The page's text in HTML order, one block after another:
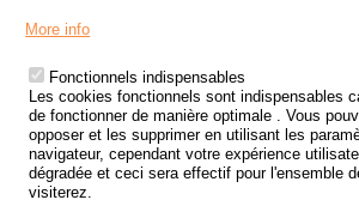
Menu
Footer
LES SITES PUBLICS
ÉTAT DE L’INSÉCURITÉ ROUTIÈRE
TRAITEMENT DES DONNÉES
LA ROUTE
ETUDES ET RECHERCHES
APPEL À PROJETS
More info
Fonctionnels indispensables
Les cookies fonctionnels sont indispensables
de fonctionner de manière optimale . Vous
opposer et les supprimer en utilisant les
navigateur, cependant votre expérience
dégradée et ceci sera effectif pour l'ensemble
visiterez.